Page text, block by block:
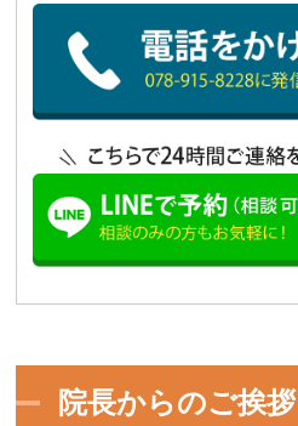
院長からのご挨拶